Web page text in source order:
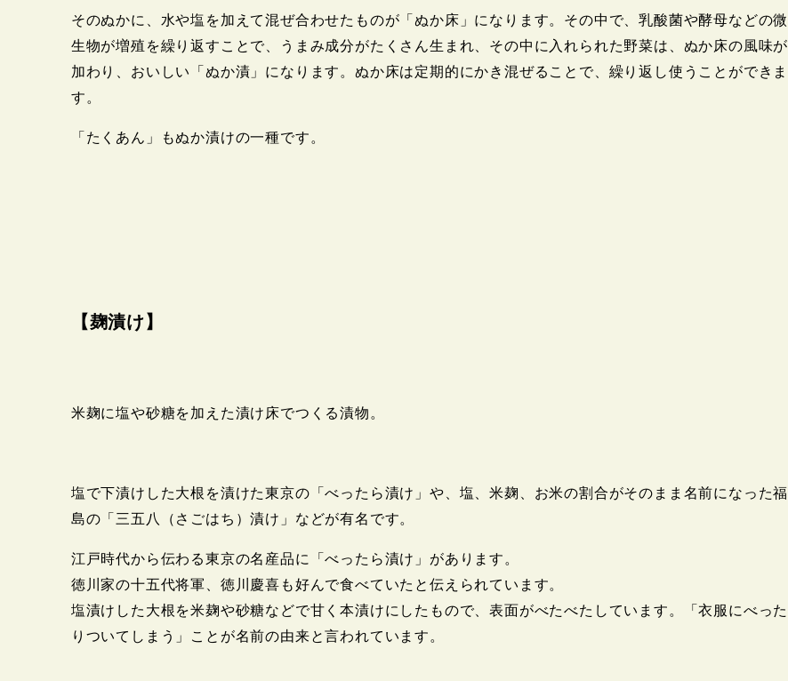
そのぬかに、水や塩を加えて混ぜ合わせたものが「ぬか床」になります。その中で、乳酸菌や酵母などの微
生物が増殖を繰り返すことで、うまみ成分がたくさん生まれ、その中に入れられた野菜は、ぬか床の風味が
加わり、おいしい「ぬか漬」になります。ぬか床は定期的にかき混ぜることで、繰り返し使うことができま
す。
「たくあん」もぬか漬けの一種です。
【麹漬け】
米麹に塩や砂糖を加えた漬け床でつくる漬物。
塩で下漬けした大根を漬けた東京の「べったら漬け」や、塩、米麹、お米の割合がそのまま名前になった福
島の「三五八（さごはち）漬け」などが有名です。
江戸時代から伝わる東京の名産品に「べったら漬け」があります。
徳川家の十五代将軍、徳川慶喜も好んで食べていたと伝えられています。
塩漬けした大根を米麹や砂糖などで甘く本漬けにしたもので、表面がべたべたしています。「衣服にべった
りついてしまう」ことが名前の由来と言われています。